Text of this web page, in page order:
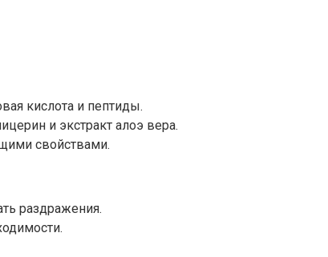
кислота и пептиды.
и экстракт алоэ вера.
свойствами.
раздражения.